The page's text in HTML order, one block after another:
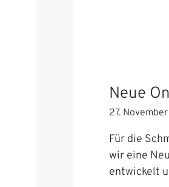
Neue
27.
Für die
wir eine
entwickelt